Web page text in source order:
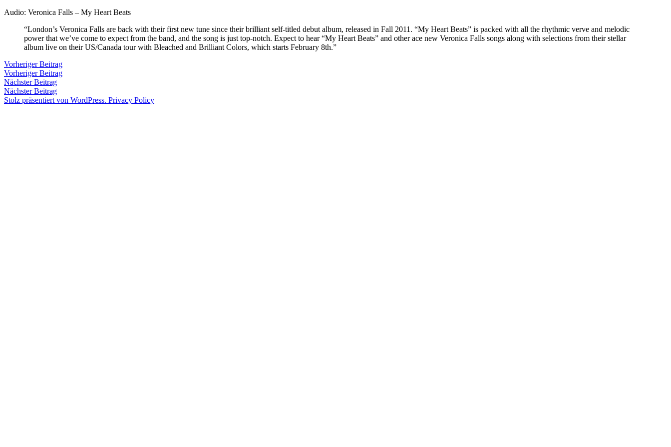
Zum
springen
Februar
Kommentar
Audio: Veronica Falls – My Heart Beats
“London’s Veronica Falls are back with their first new tune since their brilliant self-titled debut album, released in Fall 2011. “My Heart Beats” is packed with all the rhythmic verve and melodic
power that we’ve come to expect from the band, and the song is just top-notch. Expect to hear “My Heart Beats” and other ace new Veronica Falls songs along with selections from their stellar
album live on their US/Canada tour with Bleached and Brilliant Colors, which starts February 8th.”
Veröffentlicht
von
snhpfr
8.
Februar
2012
Veröffentlicht
in
Uncategorized
Schlagwörter:
2k12,
audio,
slumberland
records,
Beitragsnavigation
Vorheriger BeitragVorheriger
Beitrag:
Vorheriger Beitrag
Nächster BeitragNächster
Beitrag:
Nächster Beitrag
Stolz präsentiert von WordPress. Privacy Policy